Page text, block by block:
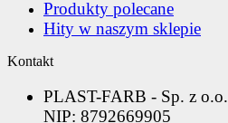
Produkty polecane
Hity w naszym sklepie
Kontakt
PLAST-FARB - Sp. z o.o.
NIP: 8792669905